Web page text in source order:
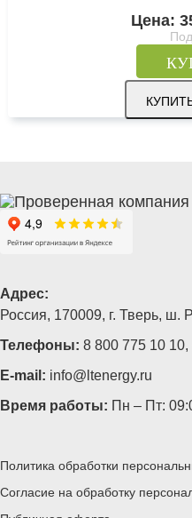
Цена:
Адрес:
Россия, 170009, г. Тверь, ш.
Телефоны: 8 800 775 10 10,
E-mail: info@ltenergy.ru
Время работы: Пн – Пт:
Политика обработки
Согласие на обработку